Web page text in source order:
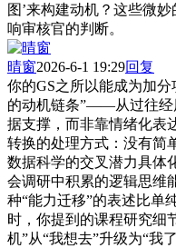
图’来构建动机？这些微
响审核官的判断。
晴窗2026-6-1 19:29回复
你的GS之所以能成为加
的动机链条”——从过往经
据支撑，而非靠情绪化表
转换的处理方式：没有简
数据科学的交叉潜力具体
会调研中积累的逻辑思维
种“能力迁移”的表述比单
时，你提到的课程研究细
机”从“我想去”升级为“我